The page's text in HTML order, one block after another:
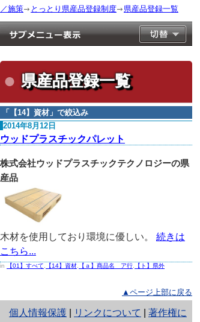
／施策
とっとり県産品登録制度 県産品登録一覧
県産品登録一覧
「 【14】資材 」で絞込み
2014年8月12日
ウッドプラスチックパレット
株式会社ウッドプラスチックテクノロジーの県
産品
木材を使用しており環境に優しい。 続きは
こちら...
in 【01】すべて 【14】資材 【ａ】商品名 ア行 【ト】県外
▲ページ上部に戻る
個人情報保護 と
リンクについて 著作権に